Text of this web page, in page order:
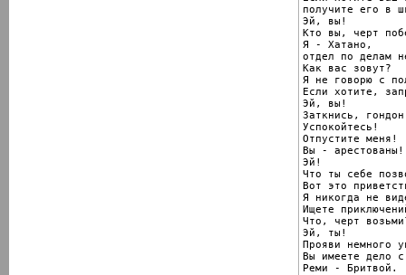
получите его в
Эй, вы!
Кто вы, черт
Я - Хатано,
отдел по делам
Как вас зовут?
Я не говорю с
Если хотите,
Эй, вы!
Заткнись,
Успокойтесь!
Отпустите меня!
Вы - арестованы!
Эй!
Что ты себе
Вот это
Я никогда не
Ищете
Что, черт
Эй, ты!
Прояви немного
Вы имеете дело с
Реми - Бритвой.